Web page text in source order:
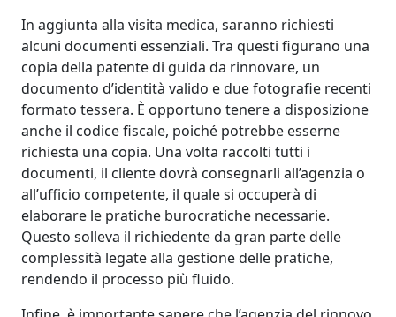
In aggiunta alla visita medica, saranno richiesti
alcuni documenti essenziali. Tra questi figurano una
copia della patente di guida da rinnovare, un
documento d’identità valido e due fotografie recenti
formato tessera. È opportuno tenere a disposizione
anche il codice fiscale, poiché potrebbe esserne
richiesta una copia. Una volta raccolti tutti i
documenti, il cliente dovrà consegnarli all’agenzia o
all’ufficio competente, il quale si occuperà di
elaborare le pratiche burocratiche necessarie.
Questo solleva il richiedente da gran parte delle
complessità legate alla gestione delle pratiche,
rendendo il processo più fluido.